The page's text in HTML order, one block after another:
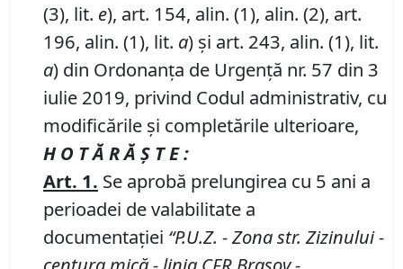
(3), lit. e), art. 154, alin. (1), alin. (2), art.
196, alin. (1), lit. a) și art. 243, alin. (1), lit.
a) din Ordonanța de Urgență nr. 57 din 3
iulie 2019, privind Codul administrativ, cu
modificările și completările ulterioare,
H O T Ă R Ă Ş T E :
Art. 1. Se aprobă prelungirea cu 5 ani a
perioadei de valabilitate a
documentaţiei “P.U.Z. -Zonastr. Zizinului -